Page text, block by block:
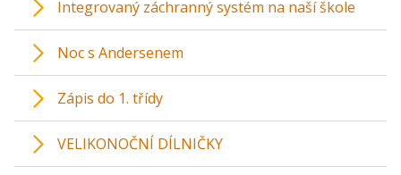
Integrovaný záchranný systém na naší škole
Noc s Andersenem
Zápis do 1. třídy
VELIKONOČNÍ DÍLNIČKY